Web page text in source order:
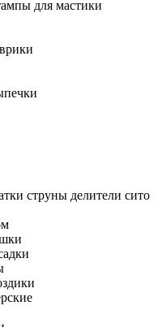
для мастики
струны делители сито